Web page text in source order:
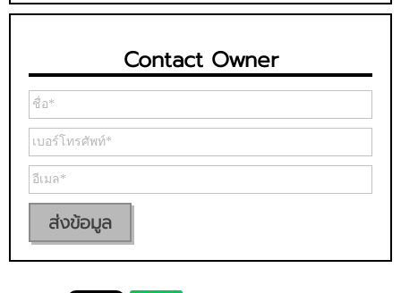
Contact Owner
ส่งข้อมูล